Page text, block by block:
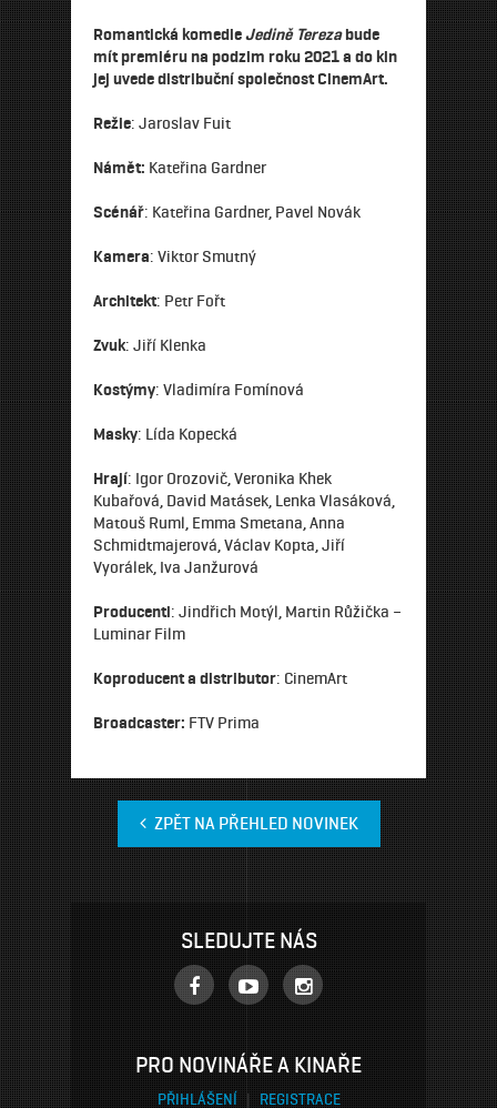
Romantická komedieJedině Terezabude
mít premiéru na podzim roku 2021 a do kin
jej uvede distribuční společnost CinemArt.
Režie: Jaroslav Fuit
Námět: Kateřina Gardner
Scénář: Kateřina Gardner, Pavel Novák
Kamera: Viktor Smutný
Architekt: Petr Fořt
Zvuk: Jiří Klenka
Kostýmy: Vladimíra Fomínová
Masky: Lída Kopecká
Hrají: Igor Orozovič, Veronika Khek
Kubařová, David Matásek, Lenka Vlasáková,
Matouš Ruml, Emma Smetana, Anna
Schmidtmajerová, Václav Kopta, Jiří
Vyorálek, Iva Janžurová
Producenti: Jindřich Motýl, Martin Růžička –
Luminar Film
Koproducent a distributor: CinemArt
Broadcaster: FTV Prima
ZPĚT NA PŘEHLED NOVINEK
SLEDUJTE NÁS
PRO NOVINÁŘE A KINAŘE
PŘIHLÁŠENÍ | REGISTRACE